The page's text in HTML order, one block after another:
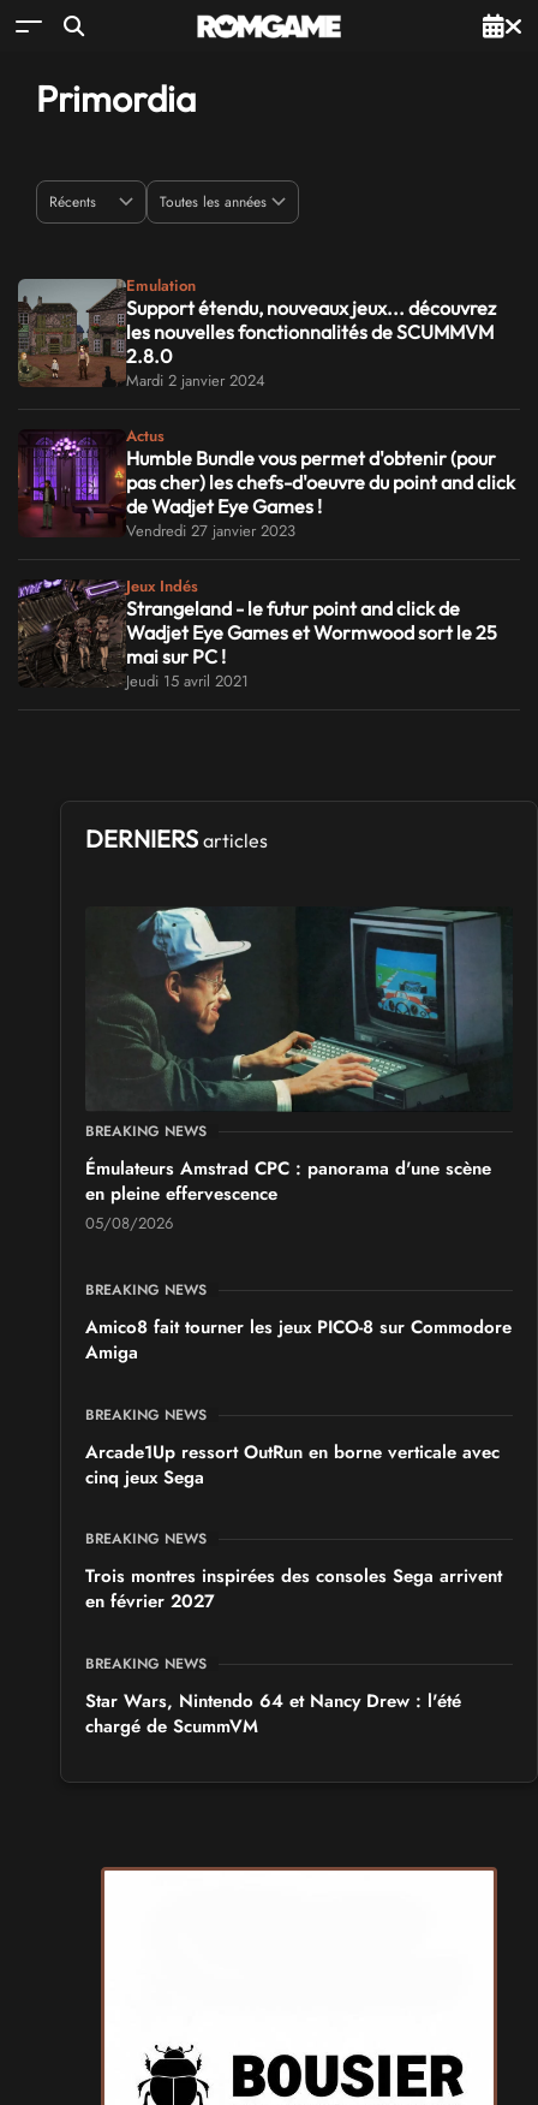
Primordia
Emulation
Support étendu, nouveaux jeux... découvrez
les nouvelles fonctionnalités de SCUMMVM
2.8.0
Mardi 2 janvier 2024
Actus
Humble Bundle vous permet d'obtenir (pour
pas cher) les chefs-d'oeuvre du point and click
de Wadjet Eye Games !
Vendredi 27 janvier 2023
Jeux Indés
Strangeland - le futur point and click de
Wadjet Eye Games et Wormwood sort le 25
mai sur PC !
Jeudi 15 avril 2021
DERNIERS articles
BREAKING NEWS
Émulateurs Amstrad CPC : panorama d'une scène
en pleine effervescence
05/08/2026
BREAKING NEWS
Amico8 fait tourner les jeux PICO-8 sur Commodore
Amiga
BREAKING NEWS
Arcade1Up ressort OutRun en borne verticale avec
cinq jeux Sega
BREAKING NEWS
Trois montres inspirées des consoles Sega arrivent
en février 2027
BREAKING NEWS
Star Wars, Nintendo 64 et Nancy Drew : l'été
chargé de ScummVM